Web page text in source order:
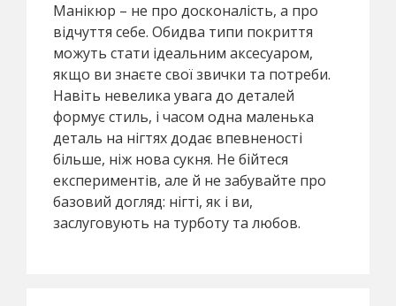
Манікюр – не про досконалість, а про
відчуття себе. Обидва типи покриття
можуть стати ідеальним аксесуаром,
якщо ви знаєте свої звички та потреби.
Навіть невелика увага до деталей
формує стиль, і часом одна маленька
деталь на нігтях додає впевненості
більше, ніж нова сукня. Не бійтеся
експериментів, але й не забувайте про
базовий догляд: нігті, як і ви,
заслуговують на турботу та любов.